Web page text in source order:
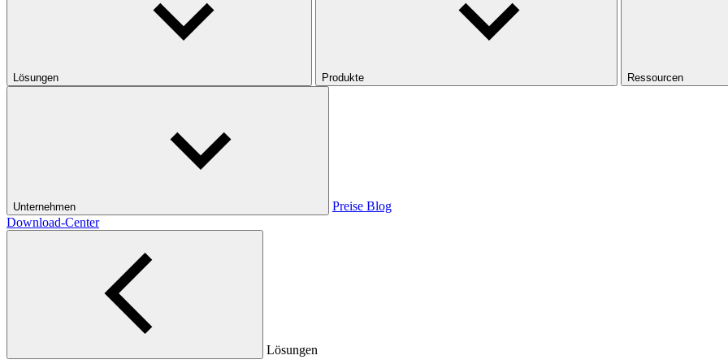
Lösungen Produkte Ressourcen
Unternehmen Preise Blog
Download-Center
Lösungen